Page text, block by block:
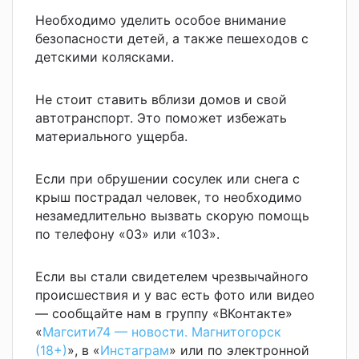
Необходимо уделить особое внимание
безопасности детей, а также пешеходов с
детскими колясками.
Не стоит ставить вблизи домов и свой
автотранспорт. Это поможет избежать
материального ущерба.
Если при обрушении сосулек или снега с
крыш пострадал человек, то необходимо
незамедлительно вызвать скорую помощь
по телефону «03» или «103».
Если вы стали свидетелем чрезвычайного
происшествия и у вас есть фото или видео
— сообщайте нам в группу «ВКонтакте»
«Магсити74 — новости. Магнитогорск
(18+)», в «Инстаграм» или по электронной